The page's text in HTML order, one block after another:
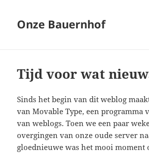
Onze Bauernhof
Tijd voor wat
Sinds het begin van dit weblog
van Movable Type, een programma
van weblogs. Toen we een paar
overgingen van onze oude server
gloednieuwe was het mooi moment